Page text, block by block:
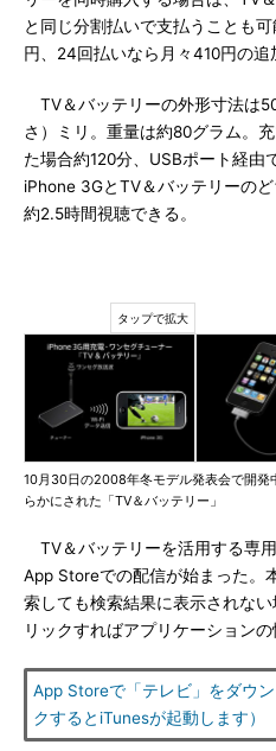
と同じ分割払いで支払うことも
円、24回払いなら月々410円の追
TV＆バッテリーの外形寸法は
さ）ミリ。重量は約80グラム。
た場合約120分、USBポート経由
iPhone 3GとTV＆バッテリーの
約2.5時間視聴できる。
10月30日の2008年冬モデル発表会で開発
らかにされた「TV＆バッテリー」
TV＆バッテリーを活用する専
App Storeでの配信が始まった。
索しても検索結果に表示されな
リックすればアプリケーション
App Storeで「テレビ」をダウ
クするとiTunesが起動します）